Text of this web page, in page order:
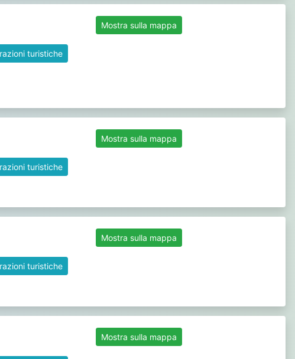
turistiche
Mostra sulla mappa
turistiche
Mostra sulla mappa
turistiche
Mostra sulla mappa
Mostra sulla mappa